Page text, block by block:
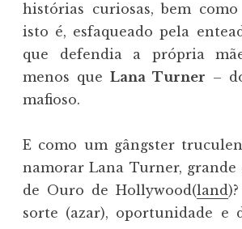
histórias curiosas, bem
isto é, esfaqueado pela
que defendia a própria
menos que Lana Turner –
mafioso.
E como um gângster
namorar Lana Turner, grande
de Ouro de Hollywood(land
sorte (azar), oportunidade e